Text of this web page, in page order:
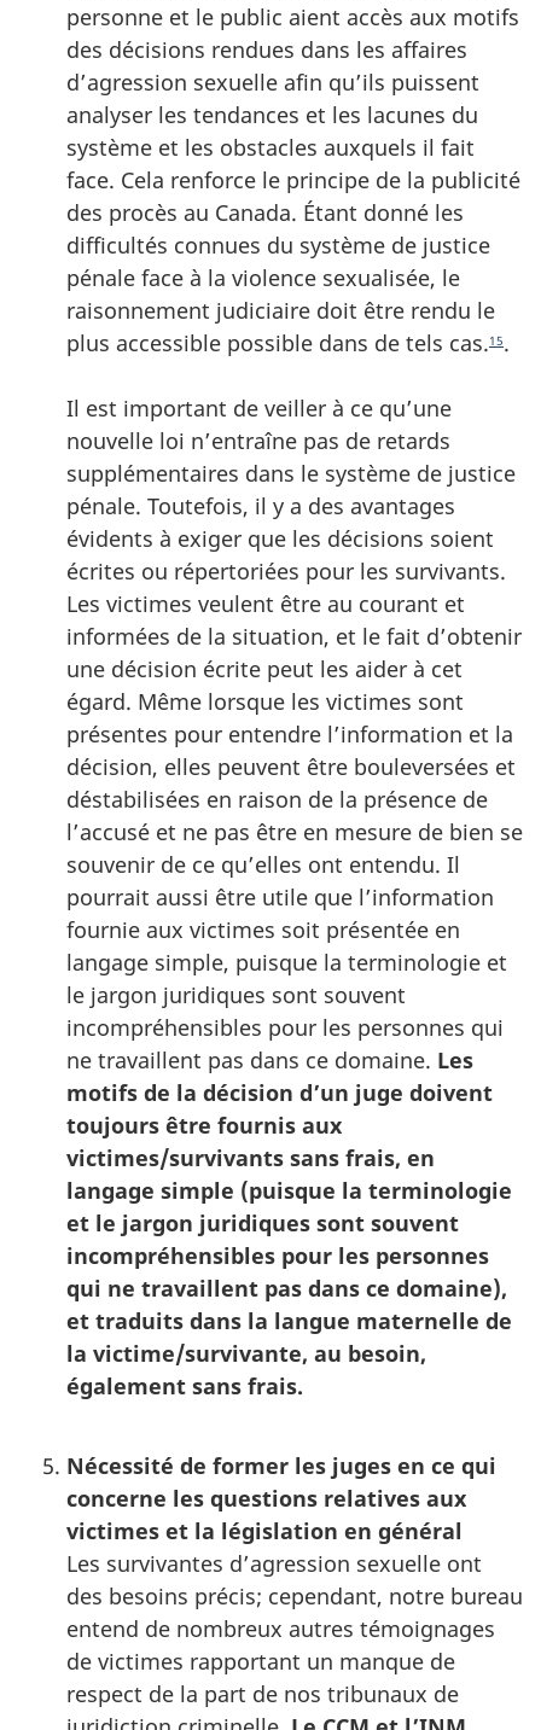
personne et le public aient accès aux motifs
des décisions rendues dans les affaires
d’agression sexuelle afin qu’ils puissent
analyser les tendances et les lacunes du
système et les obstacles auxquels il fait
face. Cela renforce le principe de la publicité
des procès au Canada. Étant donné les
difficultés connues du système de justice
pénale face à la violence sexualisée, le
raisonnement judiciaire doit être rendu le
plus accessible possible dans de tels cas.15.
Il est important de veiller à ce qu’une
nouvelle loi n’entraîne pas de retards
supplémentaires dans le système de justice
pénale. Toutefois, il y a des avantages
évidents à exiger que les décisions soient
écrites ou répertoriées pour les survivants.
Les victimes veulent être au courant et
informées de la situation, et le fait d’obtenir
une décision écrite peut les aider à cet
égard. Même lorsque les victimes sont
présentes pour entendre l’information et la
décision, elles peuvent être bouleversées et
déstabilisées en raison de la présence de
l’accusé et ne pas être en mesure de bien se
souvenir de ce qu’elles ont entendu. Il
pourrait aussi être utile que l’information
fournie aux victimes soit présentée en
langage simple, puisque la terminologie et
le jargon juridiques sont souvent
incompréhensibles pour les personnes qui
ne travaillent pas dans ce domaine. Les
motifs de la décision d’un juge doivent
toujours être fournis aux
victimes/survivants sans frais, en
langage simple (puisque la terminologie
et le jargon juridiques sont souvent
incompréhensibles pour les personnes
qui ne travaillent pas dans ce domaine),
et traduits dans la langue maternelle de
la victime/survivante, au besoin,
également sans frais.
Nécessité de former les juges en ce qui
concerne les questions relatives aux
victimes et la législation en général
Les survivantes d’agression sexuelle ont
des besoins précis; cependant, notre bureau
entend de nombreux autres témoignages
de victimes rapportant un manque de
respect de la part de nos tribunaux de